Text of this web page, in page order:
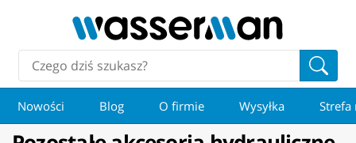
Nowości Blog O firmie Wysyłka Strefa